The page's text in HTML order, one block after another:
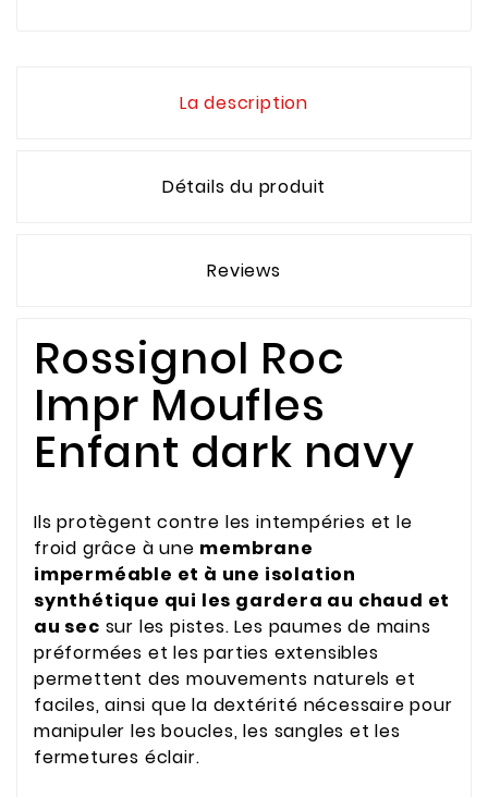
La description
Détails du produit
Reviews
Rossignol Roc
Impr Moufles
Enfant dark navy
Ils protègent contre les intempéries et le
froid grâce à une membrane
imperméable et à une isolation
synthétique qui les gardera au chaud et
au sec sur les pistes. Les paumes de mains
préformées et les parties extensibles
permettent des mouvements naturels et
faciles, ainsi que la dextérité nécessaire pour
manipuler les boucles, les sangles et les
fermetures éclair.